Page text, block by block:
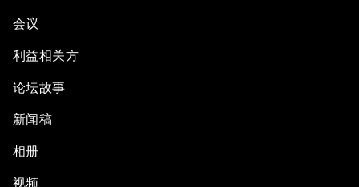
会议
利益相关方
论坛故事
新闻稿
相册
视频